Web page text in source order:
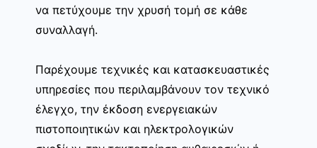
να πετύχουμε την χρυσή τομή σε κάθε
συναλλαγή.
Παρέχουμε τεχνικές και κατασκευαστικές
υπηρεσίες που περιλαμβάνουν τον τεχνικό
έλεγχο, την έκδοση ενεργειακών
πιστοποιητικών και ηλεκτρολογικών